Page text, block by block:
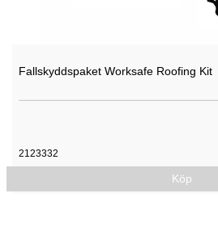
Fallskyddspaket Worksafe Roofing Kit
2123332
Köp